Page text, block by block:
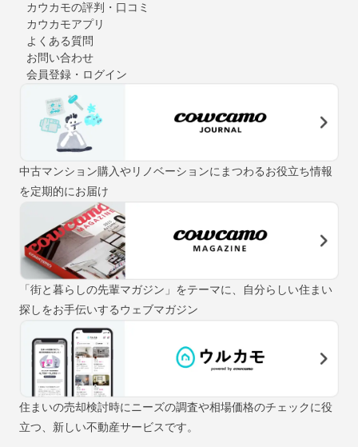
カウカモの評判・口コミ
カウカモアプリ
よくある質問
お問い合わせ
会員登録・ログイン
中古マンション購入やリノベーションにまつわるお役立ち情報
を定期的にお届け
「街と暮らしの先輩マガジン」をテーマに、自分らしい住まい
探しをお手伝いするウェブマガジン
住まいの売却検討時にニーズの調査や相場価格のチェックに役
立つ、新しい不動産サービスです。